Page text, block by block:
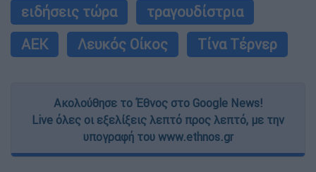
ειδήσεις τώρα
τραγουδίστρια
ΑΕΚ
Λευκός Οίκος Τίνα Τέρνερ
Ακολούθησε το Έθνος στο Google News!
Live όλες οι εξελίξεις λεπτό προς λεπτό, με την
υπογραφή του www.ethnos.gr